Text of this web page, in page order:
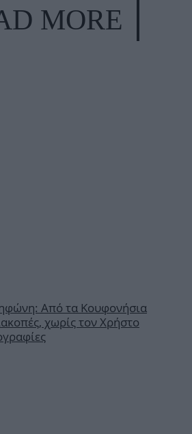
MORE
Από τα Κουφονήσια
χωρίς τον Χρήστο